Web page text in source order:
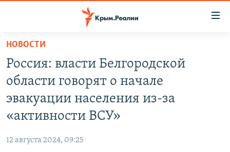
Вернуться
основному
содержанию
главной
Вернутся
СПЕЦПРОЕКТЫ
КАРТА ВОЕННЫХ ОБЪЕКТОВ КРЫМА
ИНТЕРАКТИВ
РАДІО СВОБОДА
НОВОСТИ
Россия: власти Белгородской
области говорят о начале
эвакуации населения из-за
«активности ВСУ»
12 августа 2024, 09:25